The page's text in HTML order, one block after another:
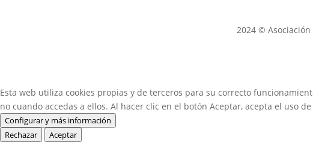
2024 ©
Esta web utiliza cookies propias y de terceros para su correcto
no cuando accedas a ellos. Al hacer clic en el botón Aceptar, acepta el uso
Configurar y más información
Rechazar
Aceptar